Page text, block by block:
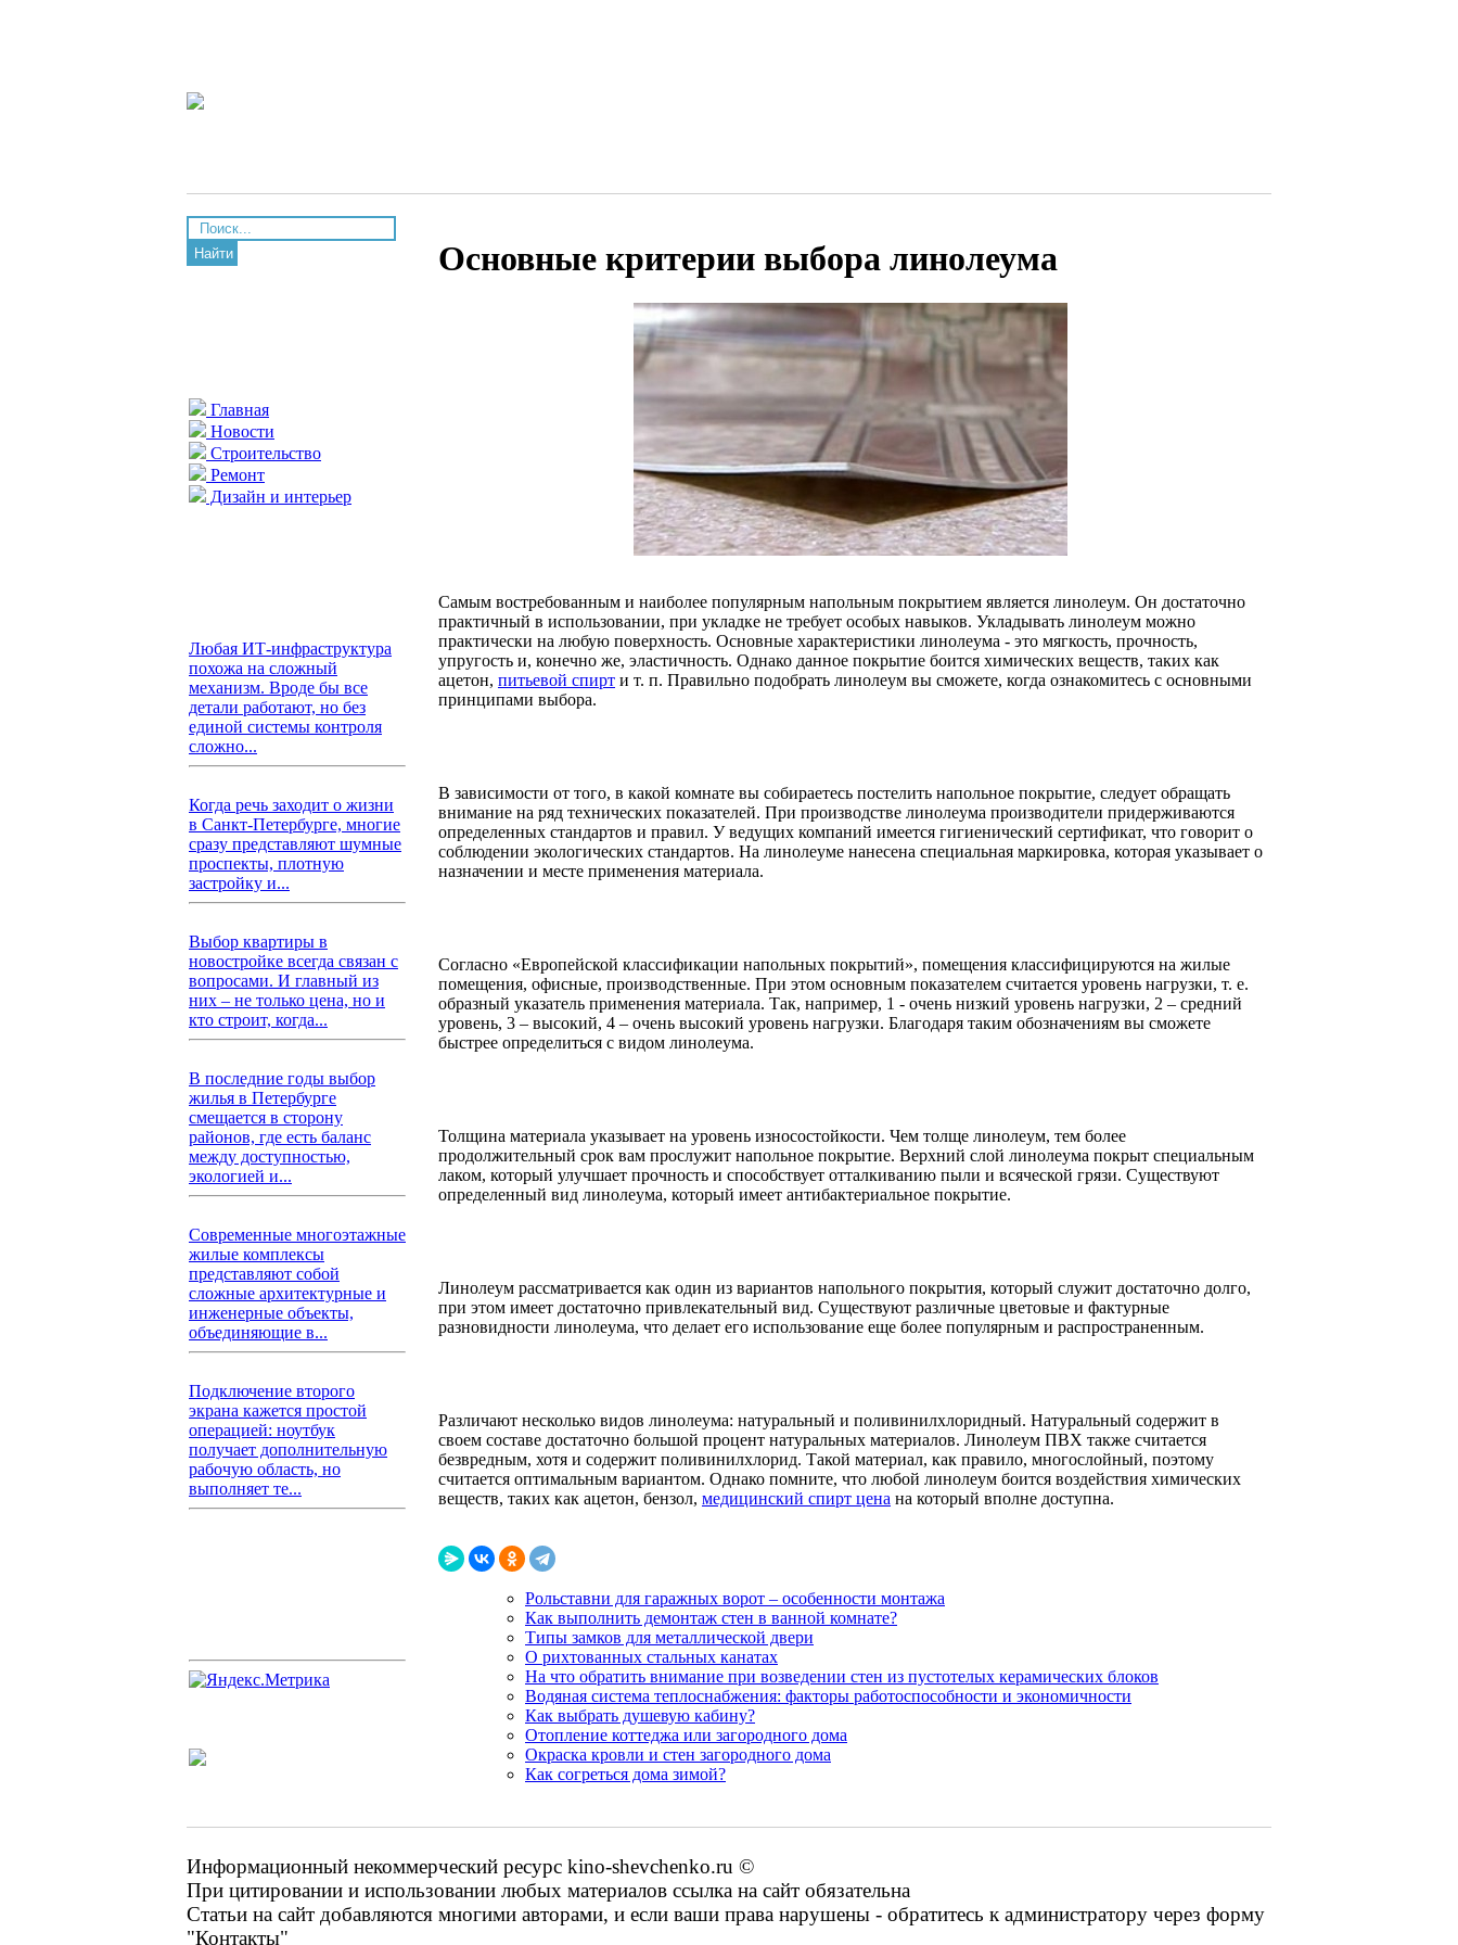
Найти
Главная
Новости
Строительство
Ремонт
Дизайн и интерьер
Любая ИТ-инфраструктура
похожа на сложный
механизм. Вроде бы все
детали работают, но без
единой системы контроля
сложно...
Когда речь заходит о жизни
в Санкт-Петербурге, многие
сразу представляют шумные
проспекты, плотную
застройку и...
Выбор квартиры в
новостройке всегда связан с
вопросами. И главный из
них – не только цена, но и
кто строит, когда...
В последние годы выбор
жилья в Петербурге
смещается в сторону
районов, где есть баланс
между доступностью,
экологией и...
Современные многоэтажные
жилые комплексы
представляют собой
сложные архитектурные и
инженерные объекты,
объединяющие в...
Подключение второго
экрана кажется простой
операцией: ноутбук
получает дополнительную
рабочую область, но
выполняет те...
Основные критерии выбора линолеума
Самым востребованным и наиболее популярным напольным покрытием является линолеум. Он достаточно
практичный в использовании, при укладке не требует особых навыков. Укладывать линолеум можно
практически на любую поверхность. Основные характеристики линолеума - это мягкость, прочность,
упругость и, конечно же, эластичность. Однако данное покрытие боится химических веществ, таких как
ацетон, питьевой спирт и т. п. Правильно подобрать линолеум вы сможете, когда ознакомитесь с основными
принципами выбора.
В зависимости от того, в какой комнате вы собираетесь постелить напольное покрытие, следует обращать
внимание на ряд технических показателей. При производстве линолеума производители придерживаются
определенных стандартов и правил. У ведущих компаний имеется гигиенический сертификат, что говорит о
соблюдении экологических стандартов. На линолеуме нанесена специальная маркировка, которая указывает о
назначении и месте применения материала.
Согласно «Европейской классификации напольных покрытий», помещения классифицируются на жилые
помещения, офисные, производственные. При этом основным показателем считается уровень нагрузки, т. е.
образный указатель применения материала. Так, например, 1 - очень низкий уровень нагрузки, 2 – средний
уровень, 3 – высокий, 4 – очень высокий уровень нагрузки. Благодаря таким обозначениям вы сможете
быстрее определиться с видом линолеума.
Толщина материала указывает на уровень износостойкости. Чем толще линолеум, тем более
продолжительный срок вам прослужит напольное покрытие. Верхний слой линолеума покрыт специальным
лаком, который улучшает прочность и способствует отталкиванию пыли и всяческой грязи. Существуют
определенный вид линолеума, который имеет антибактериальное покрытие.
Линолеум рассматривается как один из вариантов напольного покрытия, который служит достаточно долго,
при этом имеет достаточно привлекательный вид. Существуют различные цветовые и фактурные
разновидности линолеума, что делает его использование еще более популярным и распространенным.
Различают несколько видов линолеума: натуральный и поливинилхлоридный. Натуральный содержит в
своем составе достаточно большой процент натуральных материалов. Линолеум ПВХ также считается
безвредным, хотя и содержит поливинилхлорид. Такой материал, как правило, многослойный, поэтому
считается оптимальным вариантом. Однако помните, что любой линолеум боится воздействия химических
веществ, таких как ацетон, бензол, медицинский спирт цена на который вполне доступна.
Рольставни для гаражных ворот – особенности монтажа
Как выполнить демонтаж стен в ванной комнате?
Типы замков для металлической двери
О рихтованных стальных канатах
На что обратить внимание при возведении стен из пустотелых керамических блоков
Водяная система теплоснабжения: факторы работоспособности и экономичности
Как выбрать душевую кабину?
Отопление коттеджа или загородного дома
Окраска кровли и стен загородного дома
Как согреться дома зимой?
Информационный некоммерческий ресурс kino-shevchenko.ru ©
При цитировании и использовании любых материалов ссылка на сайт обязательна
Статьи на сайт добавляются многими авторами, и если ваши права нарушены - обратитесь к администратору через форму
"Контакты"